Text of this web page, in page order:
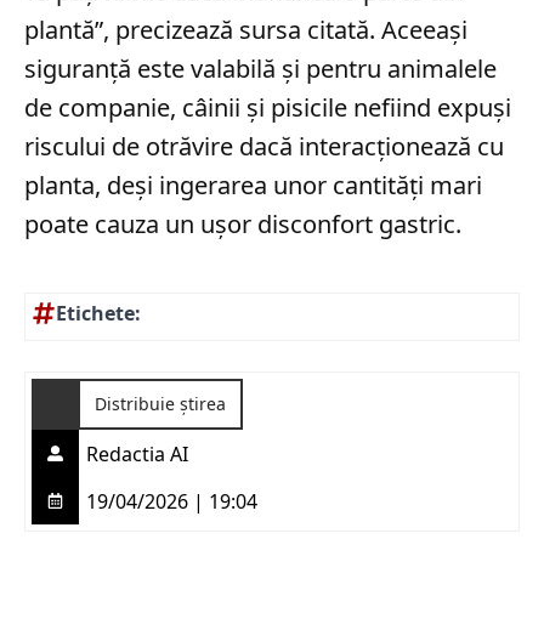
plantă”, precizează sursa citată. Aceeași
siguranță este valabilă și pentru animalele
de companie, câinii și pisicile nefiind expuși
riscului de otrăvire dacă interacționează cu
planta, deși ingerarea unor cantități mari
poate cauza un ușor disconfort gastric.
Etichete:
Distribuie știrea
Redactia AI
19/04/2026 | 19:04